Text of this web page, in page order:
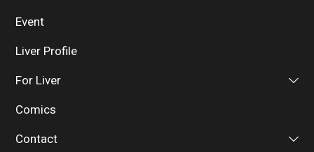
Event
Liver Profile
For Liver
Comics
Contact